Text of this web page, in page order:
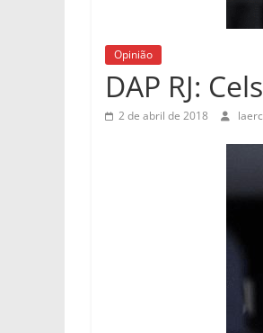
Opinião
DAP RJ:
2 de abril de 2018